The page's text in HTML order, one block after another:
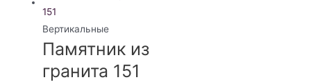
Вертикальные
Памятник из
гранита 151